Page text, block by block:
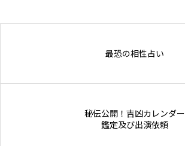
最恐の相性占い
秘伝公開！吉凶カレンダー
鑑定及び出演依頼